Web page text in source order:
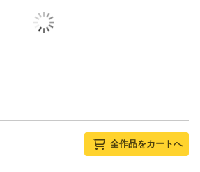
全作品をカートへ